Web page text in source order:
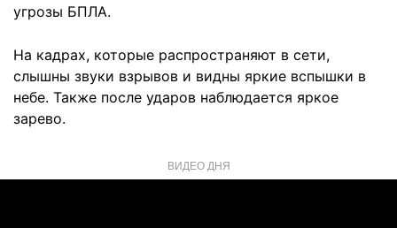
угрозы БПЛА.
На кадрах, которые распространяют в сети,
слышны звуки взрывов и видны яркие вспышки в
небе. Также после ударов наблюдается яркое
зарево.
ВИДЕО ДНЯ